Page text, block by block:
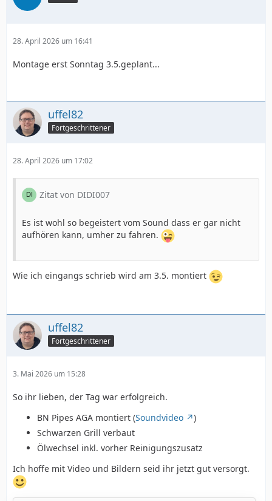
28. April 2026 um 16:41
Montage erst Sonntag 3.5.geplant...
uffel82
Fortgeschrittener
28. April 2026 um 17:02
Zitat von DIDI007
Es ist wohl so begeistert vom Sound dass er gar nicht
aufhören kann, umher zu fahren.
Wie ich eingangs schrieb wird am 3.5. montiert
uffel82
Fortgeschrittener
3. Mai 2026 um 15:28
So ihr lieben, der Tag war erfolgreich.
BN Pipes AGA montiert (Soundvideo
)
Schwarzen Grill verbaut
Ölwechsel inkl. vorher Reinigungszusatz
Ich hoffe mit Video und Bildern seid ihr jetzt gut versorgt.